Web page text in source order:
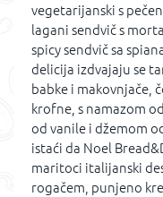
vegetarijanski s
lagani sendvič s
spicy sendvič sa
delicija izdvajaju se
babke i makovnjače,
krofne, s namazom
od vanile i džemom
istaći da Noel
maritoci italijanski
rogačem, punjeno